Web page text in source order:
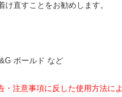
直すことをお勧めします。
ボールド など
注意事項に反した使用方法によ